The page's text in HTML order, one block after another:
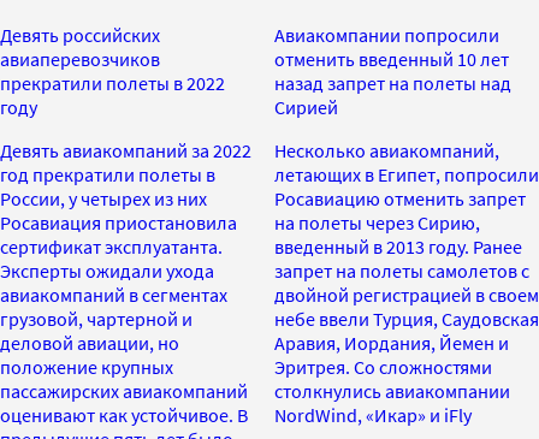
Девять российских
авиаперевозчиков
прекратили полеты в 2022
году
Девять авиакомпаний за 2022
год прекратили полеты в
России, у четырех из них
Росавиация приостановила
сертификат эксплуатанта.
Эксперты ожидали ухода
авиакомпаний в сегментах
грузовой, чартерной и
деловой авиации, но
положение крупных
пассажирских авиакомпаний
оценивают как устойчивое. В
Авиакомпании попросили
отменить введенный 10 лет
назад запрет на полеты над
Сирией
Несколько авиакомпаний,
летающих в Египет, попросили
Росавиацию отменить запрет
на полеты через Сирию,
введенный в 2013 году. Ранее
запрет на полеты самолетов с
двойной регистрацией в своем
небе ввели Турция, Саудовская
Аравия, Иордания, Йемен и
Эритрея. Со сложностями
столкнулись авиакомпании
NordWind, «Икар» и iFly